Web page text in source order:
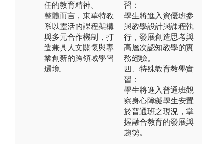
任的教育精神。
整體而言，東華特教
系以靈活的課程架構
與多元合作機制，打
造兼具人文關懷與專
業創新的跨領域學習
環境。
習：
學生將進入資優班參
與教學設計與課程執
行，發展創造思考與
高層次認知教學的實
務經驗。
四、特殊教育教學實
習：
學生將進入普通班觀
察身心障礙學生安置
於普通班之現況，掌
握融合教育的發展與
趨勢。